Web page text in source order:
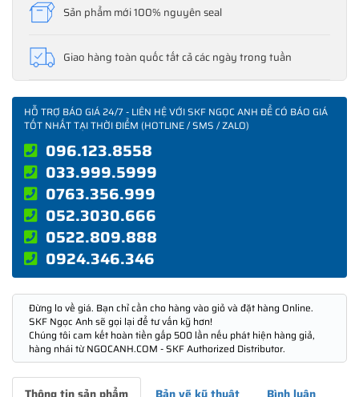
Sản phẩm mới 100% nguyên seal
Giao hàng toàn quốc tất cả các ngày trong tuần
HỖ TRỢ BÁO GIÁ 24/7 - LIÊN HỆ VỚI SKF NGỌC ANH ĐỂ CÓ BÁO GIÁ
TỐT NHẤT TẠI THỜI ĐIỂM (HOTLINE / SMS / ZALO)
096.123.8558
033.999.5999
0763.356.999
052.3030.666
0522.809.888
0924.346.346
Đừng lo về giá. Bạn chỉ cần cho hàng vào giỏ và đặt hàng Online.
SKF Ngọc Anh sẽ gọi lại để tư vấn kỹ hơn!
Chúng tôi cam kết hoàn tiền gấp 500 lần nếu phát hiện hàng giả,
hàng nhái từ NGOCANH.COM - SKF Authorized Distributor.